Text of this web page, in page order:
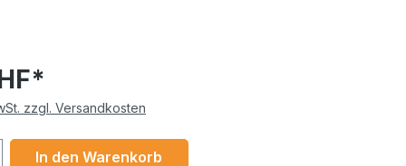
zzgl. Versandkosten
Gib den gewünschten Wert
In den Warenkorb